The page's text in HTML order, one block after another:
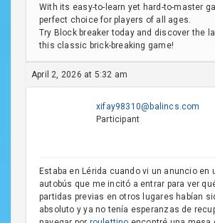
With its easy-to-learn yet hard-to-master
perfect choice for players of all ages.
Try Block breaker today and discover the
this classic brick-breaking game!
April 2, 2026 at 5:32 am
xifay98310@balincs.com
Participant
Estaba en Lérida cuando vi un anuncio en
autobús que me incitó a entrar para ver
partidas previas en otros lugares habían
absoluto y ya no tenía esperanzas de